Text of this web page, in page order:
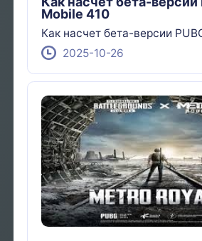
Mobile 410
Как насчет бета-версии
2025-10-26